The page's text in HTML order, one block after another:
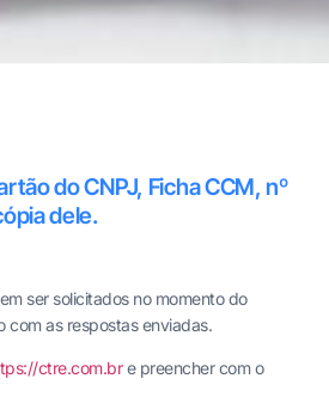
do CNPJ, Ficha CCM, nº
dele.
ser solicitados no momento do
com as respostas enviadas.
ctre.com.bre preencher com o